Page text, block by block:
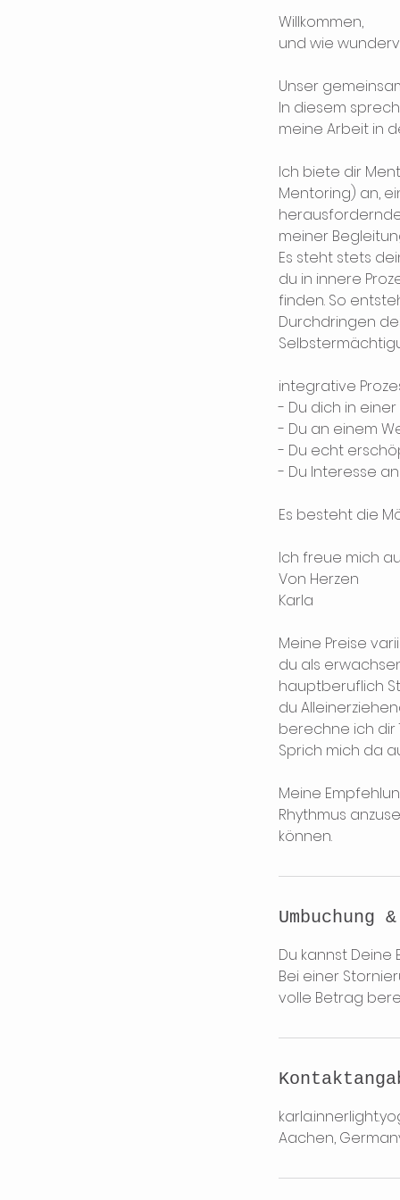
Willkommen,
und wie
Unser
In diesem
meine Arbeit in
Ich biete dir
Mentoring) an,
meiner
Es steht stets
du in innere
finden. So
Durchdringen
integrative
- Du dich in
- Du an einem
- Du echt
- Du Interesse
Es besteht die
Ich freue mich
Von Herzen
Karla
Meine Preise
du als
hauptberuflich
du
berechne ich dir
Sprich mich da
Meine
Rhythmus
können.
Umbuchung
Du kannst Deine
Bei einer
volle Betrag
Aachen,